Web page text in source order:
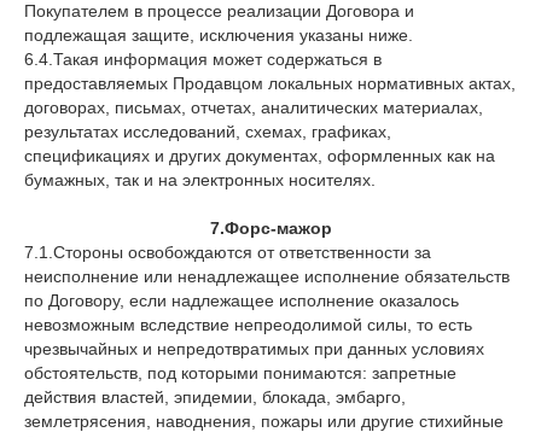
Покупателем в процессе реализации Договора и
подлежащая защите, исключения указаны ниже.
6.4.Такая информация может содержаться в
предоставляемых Продавцом локальных нормативных актах,
договорах, письмах, отчетах, аналитических материалах,
результатах исследований, схемах, графиках,
спецификациях и других документах, оформленных как на
бумажных, так и на электронных носителях.
7.Форс-мажор
7.1.Стороны освобождаются от ответственности за
неисполнение или ненадлежащее исполнение обязательств
по Договору, если надлежащее исполнение оказалось
невозможным вследствие непреодолимой силы, то есть
чрезвычайных и непредотвратимых при данных условиях
обстоятельств, под которыми понимаются: запретные
действия властей, эпидемии, блокада, эмбарго,
землетрясения, наводнения, пожары или другие стихийные